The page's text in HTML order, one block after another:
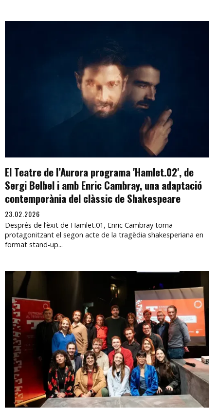
El Teatre de l’Aurora programa 'Hamlet.02', de
Sergi Belbel i amb Enric Cambray, una adaptació
contemporània del clàssic de Shakespeare
23.02.2026
Després de l’èxit de Hamlet.01, Enric Cambray torna
protagonitzant el segon acte de la tragèdia shakesperiana en
format stand-up...